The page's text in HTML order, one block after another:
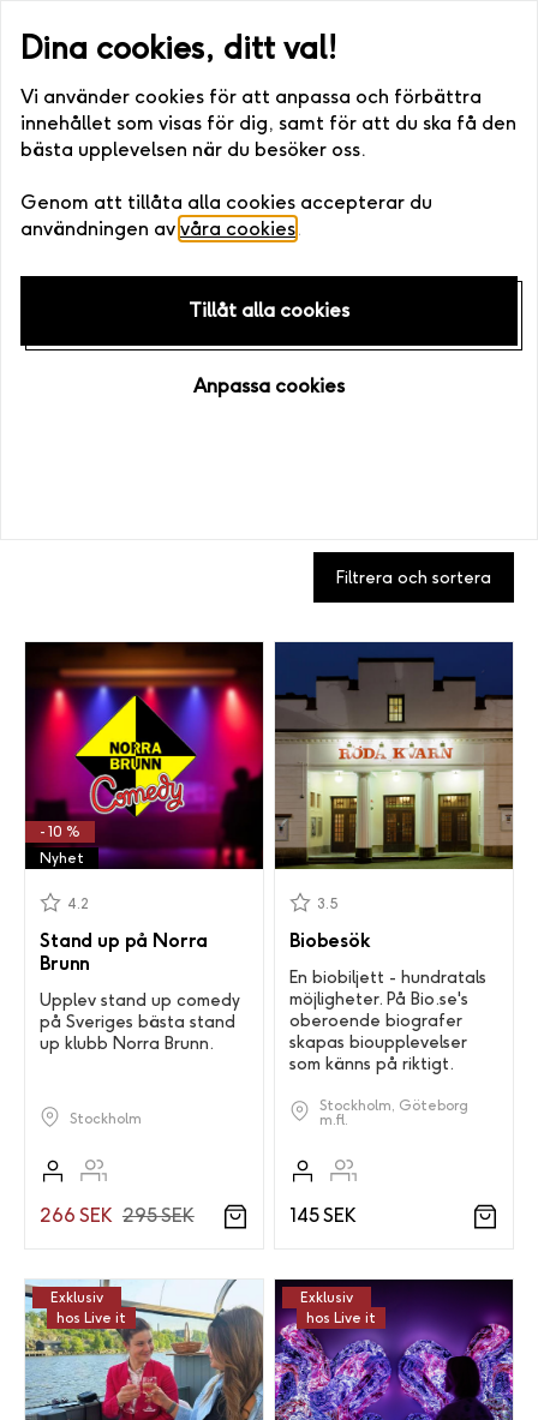
Dina cookies, ditt val!
Vi använder cookies för att anpassa och förbättra
innehållet som visas för dig, samt för att du ska få den
bästa upplevelsen när du besöker oss.
Genom att tillåta alla cookies accepterar du
användningen av våra cookies.
Tillåt alla cookies
Anpassa cookies
Underhållning
Ge bort en upplevelse som bjuder på en
rejäl dos underhållning! Kanske du bjuder
du med dig själv?
Filtrera och sortera
- 10 %
Nyhet
Stand up på Norra
Brunn
4.2
Upplev stand up comedy
på Sveriges bästa stand
up klubb Norra Brunn.
Stockholm
266 SEK 295 SEK
Biobesök
3.5
En biobiljett - hundratals
möjligheter. På Bio.se's
oberoende biografer
skapas bioupplevelser
som känns på riktigt.
Stockholm, Göteborg
m.fl.
145 SEK
Exklusiv
hos Live it
Exklusiv
hos Live it